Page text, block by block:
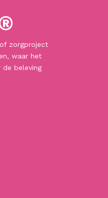
zorgproject
waar het
de beleving